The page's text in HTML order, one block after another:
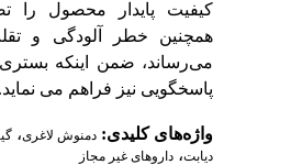
کیفیت پایدار محصول را
همچنین خطر آلودگی و
می‌رساند، ضمن اینکه
پاسخگویی نیز فراهم می نماید.
واژه‌های کلیدی: دمنوش لاغری،
دیابت، داروهای غیر مجاز